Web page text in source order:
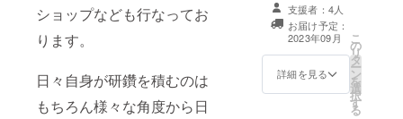
ショップなども行なってお
ります。
日々自身が研鑽を積むのは
もちろん様々な角度から日
支援者：4人
お届け予定：
2023年09月
詳細を見る
こ
の
リ
タ
ー
ン
を
選
択
す
る